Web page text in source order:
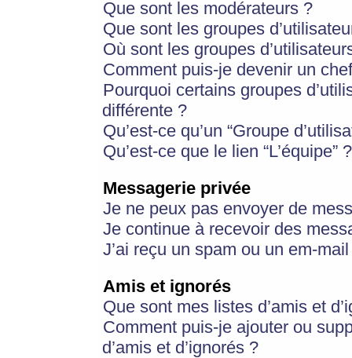
Que sont les modérateurs ?
Que sont les groupes
Où sont les groupes
Comment puis-je devenir un
Pourquoi certains groupes
différente ?
Qu’est-ce qu’un “Groupe
Qu’est-ce que le lien “L’équipe” ?
Messagerie privée
Je ne peux pas envoyer de
Je continue à recevoir des
J’ai reçu un spam ou un em-
Amis et ignorés
Que sont mes listes d’amis et
Comment puis-je ajouter ou
d’amis et d’ignorés ?